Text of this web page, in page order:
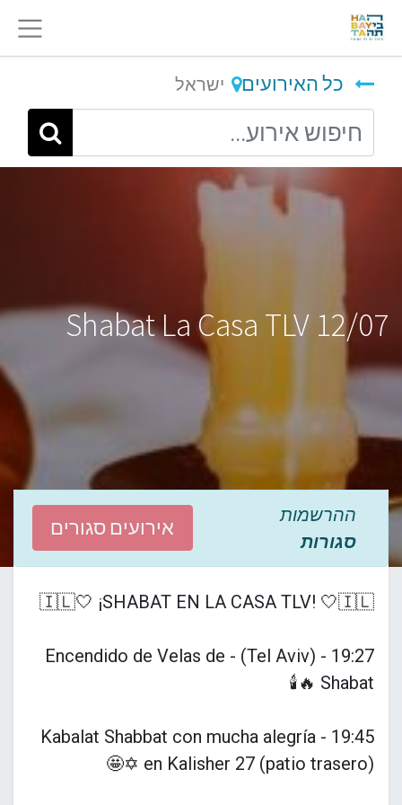
כל האירועים ישראל
Shabat La Casa TLV 12/07
ההרשמות
סגורות
אירועים סגורים
🇮🇱🤍 ¡SHABAT EN LA CASA TLV! 🤍🇮🇱
19:27 - (Tel Aviv) - Encendido de Velas de
Shabat 🔥🕯️
19:45 - Kabalat Shabbat con mucha alegría
en Kalisher 27 (patio trasero) ✡️🤩